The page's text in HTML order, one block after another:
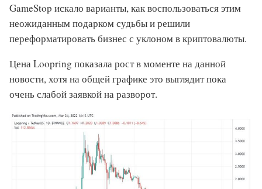
GameStop искало варианты, как воспользоваться этим
неожиданным подарком судьбы и решили
переформатировать бизнес с уклоном в криптовалюты.
Цена Loopring показала рост в моменте на данной
новости, хотя на общей графике это выглядит пока
очень слабой заявкой на разворот.